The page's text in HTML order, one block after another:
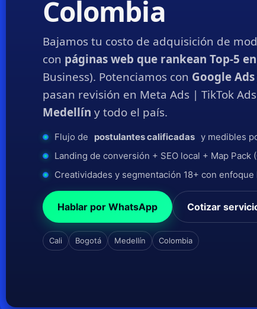
Colombia
Bajamos tu costo de adquisición de
con páginas web que rankean Top-5
Business). Potenciamos con Google Ads
pasan revisión en Meta Ads | TikTok
Medellín y todo el país.
Flujo de postulantes calificadas y medibles
Landing de conversión + SEO local + Map Pack
Creatividades y segmentación 18+ con
Hablar por WhatsApp Cotizar
Cali Bogotá Medellín Colombia